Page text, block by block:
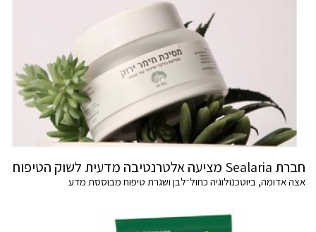
חברת Sealaria מציעה אלטרנטיבה מדעית לשוק הטיפוח
אצה אדומה, ביוטכנולוגיה כחול־לבן ושגרת טיפוח מבוססת מדע